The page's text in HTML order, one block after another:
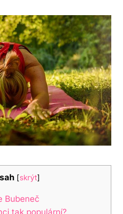
[skrýt]
Bubeneč
tak populární?